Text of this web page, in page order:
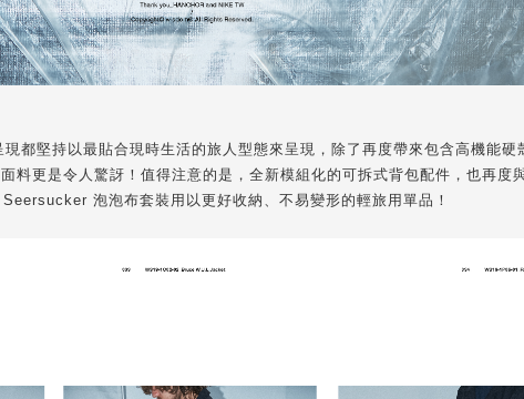
都堅持以最貼合現時生活的旅人型態來呈現，除了再度帶來包含高機能硬
料更是令人驚訝！值得注意的是，全新模組化的可拆式背包配件，也再度
泡泡布套裝用以更好收納、不易變形的輕旅用單品！